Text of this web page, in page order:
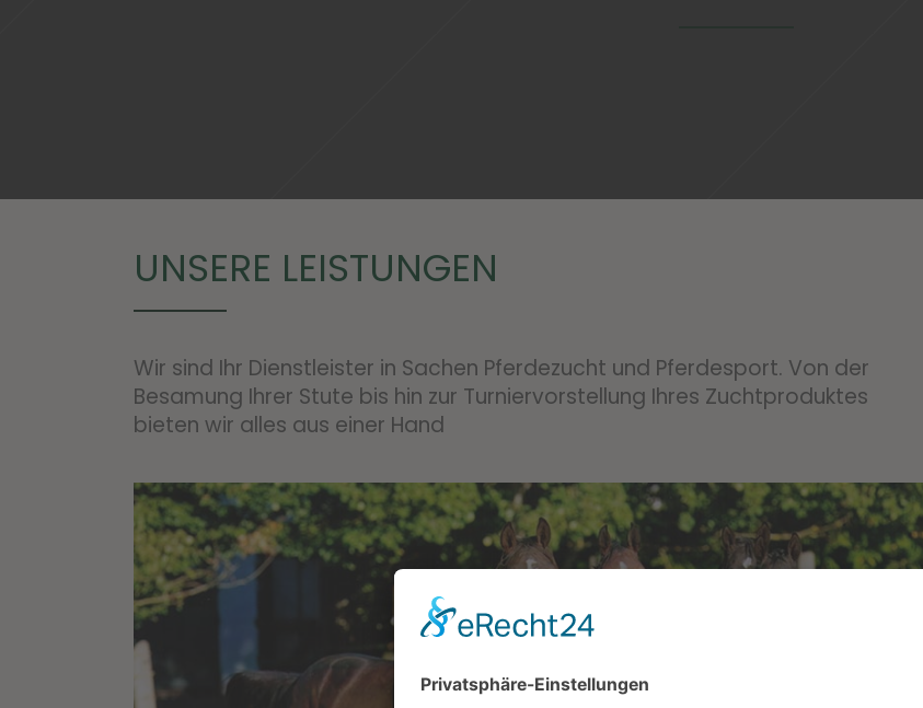
UNSERE LEISTUNGEN
Wir sind Ihr Dienstleister in Sachen Pferdezucht und Pferdesport. Von der
Besamung Ihrer Stute bis hin zur Turniervorstellung Ihres Zuchtproduktes
bieten wir alles aus einer Hand